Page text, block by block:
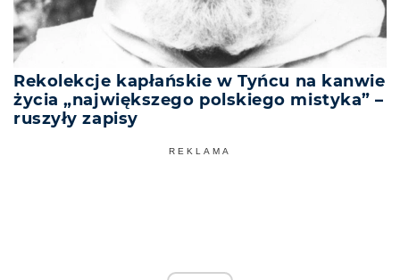
Rekolekcje kapłańskie w Tyńcu na kanwie
życia „największego polskiego mistyka” –
ruszyły zapisy
REKLAMA